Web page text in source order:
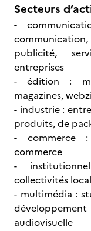
Secteurs
-
publicité,
entreprises
- édition :
magazines,
- industrie :
produits, de
- commerce
commerce
-
collectivités
- multimédia :
audiovisuelle